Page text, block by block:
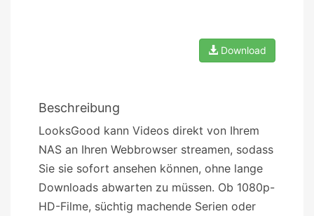
Download
Beschreibung
LooksGood kann Videos direkt von Ihrem
NAS an Ihren Webbrowser streamen, sodass
Sie sie sofort ansehen können, ohne lange
Downloads abwarten zu müssen. Ob 1080p-
HD-Filme, süchtig machende Serien oder